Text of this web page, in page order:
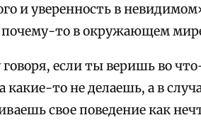
и уверенность в
то в окружающем
если ты веришь во
какие-то не делаешь, а в
свое поведение как